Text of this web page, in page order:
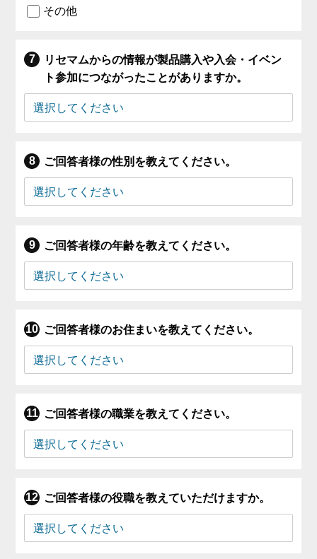
その他
リセマムからの情報が製品購入や入会・イベン
ト参加につながったことがありますか。
ご回答者様の性別を教えてください。
ご回答者様の年齢を教えてください。
ご回答者様のお住まいを教えてください。
ご回答者様の職業を教えてください。
ご回答者様の役職を教えていただけますか。